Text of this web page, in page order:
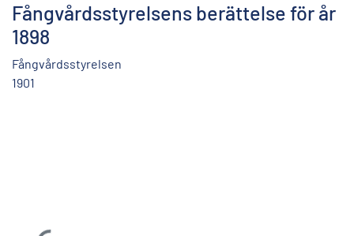
Fångvårdsstyrelsens berättelse för år
1898
Fångvårdsstyrelsen
1901